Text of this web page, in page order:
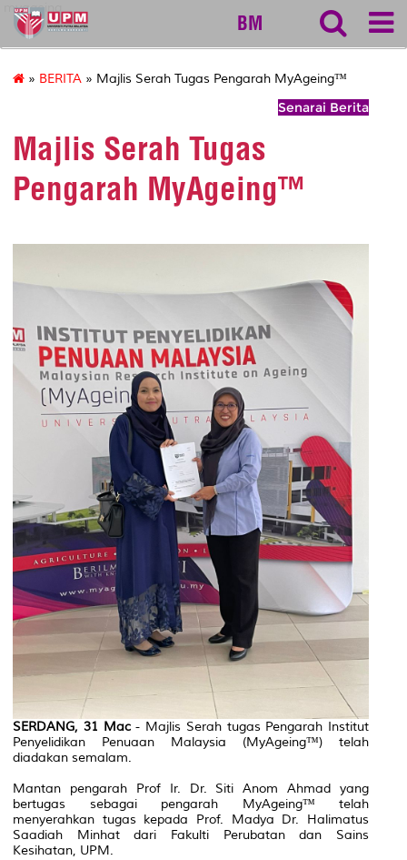
myageing
BM
» BERITA » Majlis Serah Tugas Pengarah MyAgeing™
Senarai Berita
Majlis Serah Tugas
Pengarah MyAgeing™
SERDANG, 31 Mac- Majlis Serah tugas Pengarah Institut
Penyelidikan Penuaan Malaysia (MyAgeing™) telah
diadakan semalam.
Mantan pengarah Prof Ir. Dr. Siti Anom Ahmad yang
bertugas sebagai pengarah MyAgeing™ telah
menyerahkan tugas kepada Prof. Madya Dr. Halimatus
Saadiah Minhat dari Fakulti Perubatan dan Sains
Kesihatan, UPM.